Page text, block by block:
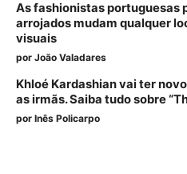
As fashionistas portuguesas
arrojados mudam qualquer
visuais
por João Valadares
Khloé Kardashian vai ter
as irmãs. Saiba tudo sobre
por Inês Policarpo